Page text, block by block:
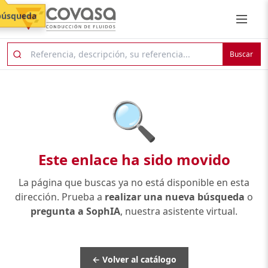
Buscar
🔍
Este enlace ha sido movido
La página que buscas ya no está disponible en esta
dirección. Prueba a realizar una nueva búsqueda o
pregunta a SophIA, nuestra asistente virtual.
← Volver al catálogo